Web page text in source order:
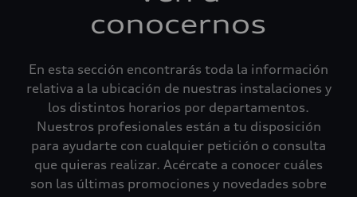
conocernos
En esta sección encontrarás toda la información
relativa a la ubicación de nuestras instalaciones y
los distintos horarios por departamentos.
Nuestros profesionales están a tu disposición
para ayudarte con cualquier petición o consulta
que quieras realizar. Acércate a conocer cuáles
son las últimas promociones y novedades sobre